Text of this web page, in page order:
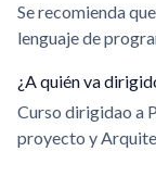
Se recomienda
lenguaje de
¿A quién va
Curso dirigidao a
proyecto y